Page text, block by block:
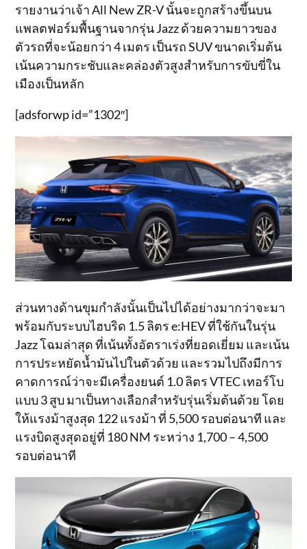
รายงานว่าเจ้า All New ZR-V นั้นจะถูกสร้างขึ้นบน
แพลตฟอร์มพื้นฐานจากรุ่น Jazz ด้วยความยาวของ
ตัวรถที่จะน้อยกว่า 4 เมตร เป็นรถ SUV ขนาดเริ่มต้น
เน้นความกระชับและคล่องตัวสูงสำหรับการขับขี่ใน
เมืองเป็นหลัก
[adsforwp id=”1302″]
ส่วนทางด้านขุมกำลังนั้นเป็นไปได้อย่างมากว่าจะมา
พร้อมกับระบบไฮบริด 1.5 ลิตร e:HEV ที่ใช้กันในรุ่น
Jazz โฉมล่าสุด ที่เน้นทั้งอัตราเร่งที่ยอดเยี่ยม และเน้น
การประหยัดน้ำมันไปในตัวด้วย และรวมไปถึงมีการ
คาดการณ์ว่าจะมีเครื่องยนต์ 1.0 ลิตร VTEC เทอร์โบ
แบบ 3 สูบ มาเป็นทางเลือกสำหรับรุ่นเริ่มต้นด้วย โดย
ให้แรงม้าสูงสุด 122 แรงม้า ที่ 5,500 รอบต่อนาที และ
แรงบิดสูงสุดอยู่ที่ 180 NM ระหว่าง 1,700 – 4,500
รอบต่อนาที